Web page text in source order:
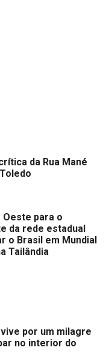
da Rua Mané
Oeste para o
da rede estadual
o Brasil em Mundial
Tailândia
por um milagre
no interior do